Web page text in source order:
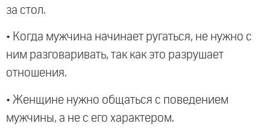
за стол.
• Когда мужчина начинает ругаться, не нужно с
ним разговаривать, так как это разрушает
отношения.
• Женщине нужно общаться с поведением
мужчины, а не с его характером.